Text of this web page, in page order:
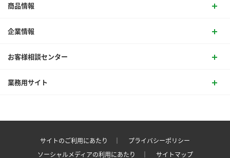
商品情報
企業情報
お客様相談センター
業務用サイト
サイトのご利用にあたり ｜
プライバシーポリシー
ソーシャルメディアの利用にあたり ｜
サイトマップ